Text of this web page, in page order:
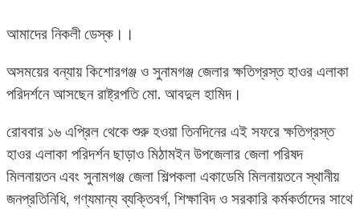
আমাদের নিকলী ডেস্ক।।
অসময়ের বন্যায় কিশোরগঞ্জ ও সুনামগঞ্জ জেলার ক্ষতিগ্রস্ত হাওর এলাকা
পরিদর্শনে আসছেন রাষ্ট্রপতি মো. আবদুল হামিদ।
রোববার ১৬ এপ্রিল থেকে শুরু হওয়া তিনদিনের এই সফরে ক্ষতিগ্রস্ত
হাওর এলাকা পরিদর্শন ছাড়াও মিঠামইন উপজেলার জেলা পরিষদ
মিলনায়তন এবং সুনামগঞ্জ জেলা শিল্পকলা একাডেমি মিলনায়তনে স্থানীয়
জনপ্রতিনিধি, গণ্যমান্য ব্যক্তিবর্গ, শিক্ষাবিদ ও সরকারি কর্মকর্তাদের সাথে